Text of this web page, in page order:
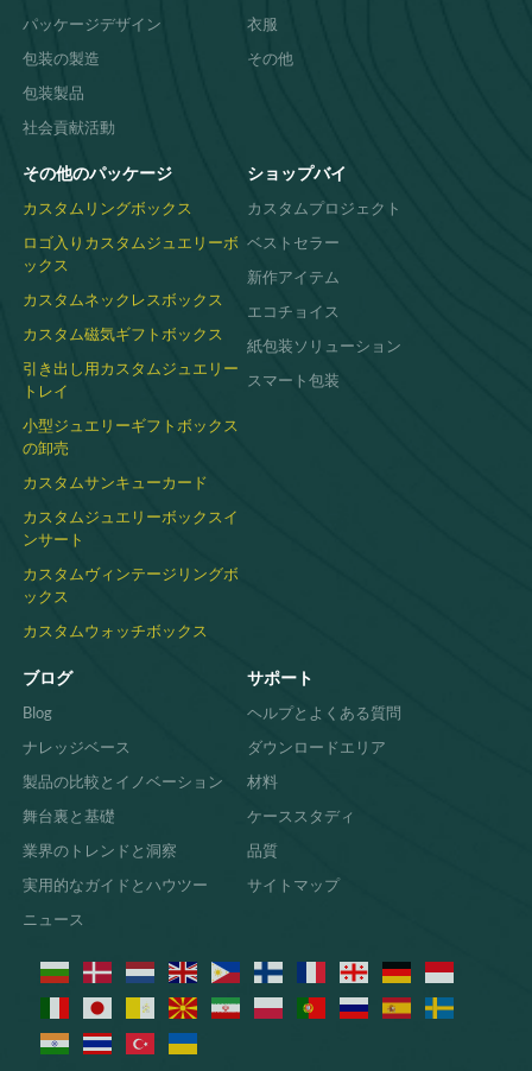
パッケージデザイン
包装の製造
包装製品
社会貢献活動
衣服
その他
その他のパッケージ
カスタムリングボックス
ロゴ入りカスタムジュエリーボ
ックス
カスタムネックレスボックス
カスタム磁気ギフトボックス
引き出し用カスタムジュエリー
トレイ
小型ジュエリーギフトボックス
の卸売
カスタムサンキューカード
カスタムジュエリーボックスイ
ンサート
カスタムヴィンテージリングボ
ックス
カスタムウォッチボックス
ショップバイ
カスタムプロジェクト
ベストセラー
新作アイテム
エコチョイス
紙包装ソリューション
スマート包装
ブログ
Blog
ナレッジベース
製品の比較とイノベーション
舞台裏と基礎
業界のトレンドと洞察
実用的なガイドとハウツー
ニュース
サポート
ヘルプとよくある質問
ダウンロードエリア
材料
ケーススタディ
品質
サイトマップ